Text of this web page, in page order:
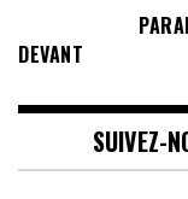
DEVANT
SUIVEZ-